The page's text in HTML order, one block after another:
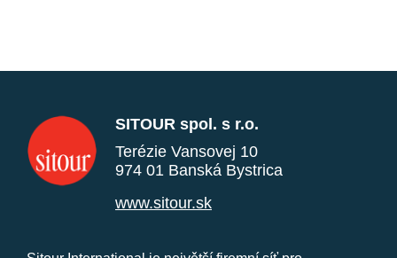
SITOUR spol. s r.o.
Terézie Vansovej 10
974 01 Banská Bystrica
www.sitour.sk